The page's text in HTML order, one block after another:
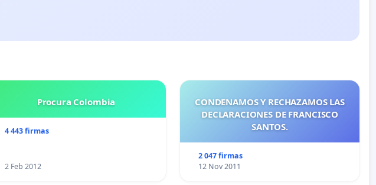
Procura Colombia
4 443 firmas
2 Feb 2012
CONDENAMOS Y RECHAZAMOS LAS
DECLARACIONES DE FRANCISCO
SANTOS.
2 047 firmas
12 Nov 2011